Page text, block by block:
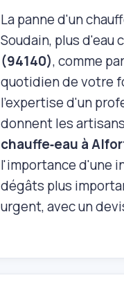
La panne d'un
Soudain, plus d'eau
(94140), comme
quotidien de votre
l'expertise d'un
donnent les
chauffe‑eau à
l'importance d'une
dégâts plus
urgent, avec un